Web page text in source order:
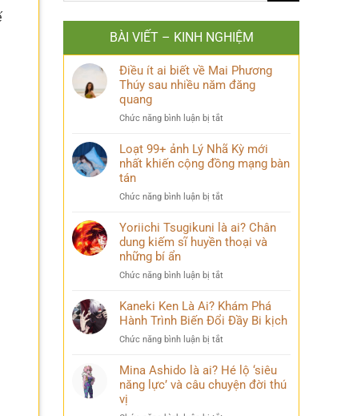
BÀI VIẾT – KINH NGHIỆM
Điều ít ai biết về Mai Phương
Thúy sau nhiều năm đăng
quang
Chức năng bình luận bị tắt
ít
biết
Mai
Thúy
sau
đăng
Loạt 99+ ảnh Lý Nhã Kỳ mới
nhất khiến cộng đồng mạng bàn
tán
Chức năng bình luận bị tắt
99+
ảnh
Kỳ
nhất
khiến
đồng
bàn
tán
Yoriichi Tsugikuni là ai? Chân
dung kiếm sĩ huyền thoại và
những bí ẩn
Chức năng bình luận bị tắt
Tsugikuni
là
Chân
kiếm
sĩ
Kaneki Ken Là Ai? Khám Phá
Hành Trình Biến Đổi Đầy Bi kịch
Chức năng bình luận bị tắt
Ken
Ai?
Mina Ashido là ai? Hé lộ ‘siêu
năng lực’ và câu chuyện đời thú
vị